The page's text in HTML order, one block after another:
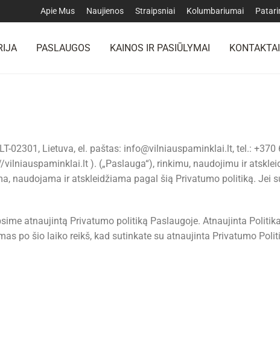
Apie Mus Naujienos Straipsniai Kolumbariumai
PASLAUGOS KAINOS IR PASIŪLYMAI KONTAKTAI
02301, Lietuva, el. paštas: info@vilniauspaminklai.lt, tel.: +370
). („Paslauga“), rinkimu, naudojimu ir
naudojama ir atskleidžiama pagal šią Privatumo politiką. Jei
atnaujintą Privatumo politiką Paslaugoje. Atnaujinta
po šio laiko reikš, kad sutinkate su atnaujinta Privatumo